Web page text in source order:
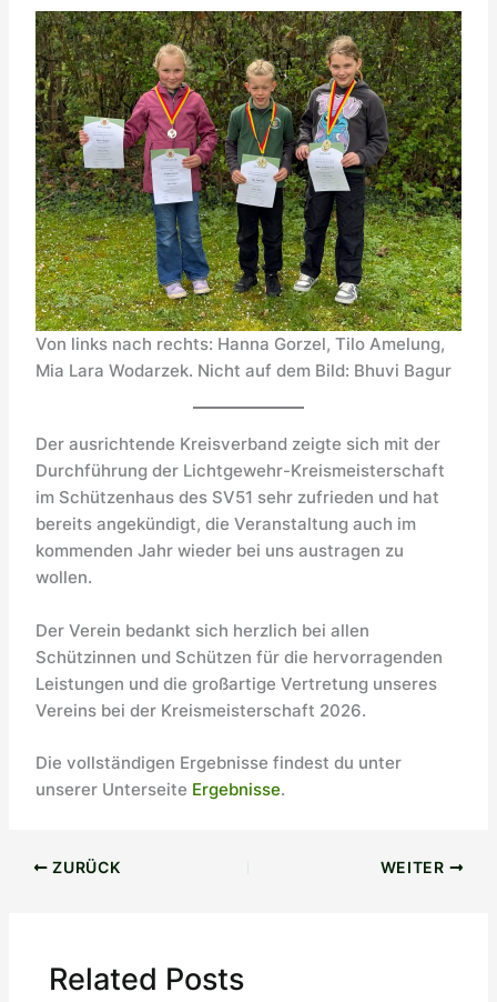
Von links nach rechts: Hanna Gorzel, Tilo Amelung,
Mia Lara Wodarzek. Nicht auf dem Bild: Bhuvi Bagur
Der ausrichtende Kreisverband zeigte sich mit der
Durchführung der Lichtgewehr-Kreismeisterschaft
im Schützenhaus des SV51 sehr zufrieden und hat
bereits angekündigt, die Veranstaltung auch im
kommenden Jahr wieder bei uns austragen zu
wollen.
Der Verein bedankt sich herzlich bei allen
Schützinnen und Schützen für die hervorragenden
Leistungen und die großartige Vertretung unseres
Vereins bei der Kreismeisterschaft 2026.
Die vollständigen Ergebnisse findest du unter
unserer Unterseite Ergebnisse.
ZURÜCK WEITER
Related Posts